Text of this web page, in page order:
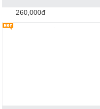
260,000đ